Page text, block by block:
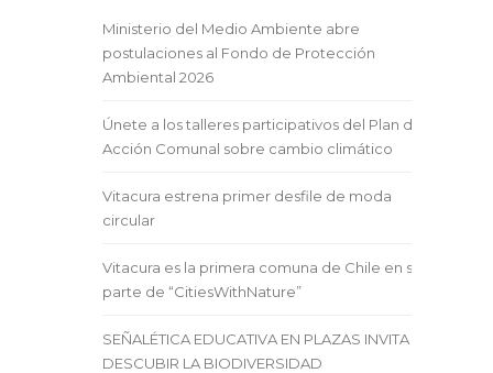
Ministerio del Medio Ambiente abre
postulaciones al Fondo de Protección
Ambiental 2026
Únete a los talleres participativos del Plan de
Acción Comunal sobre cambio climático
Vitacura estrena primer desfile de moda
circular
Vitacura es la primera comuna de Chile en ser
parte de “CitiesWithNature”
SEÑALÉTICA EDUCATIVA EN PLAZAS INVITA A
DESCUBIR LA BIODIVERSIDAD